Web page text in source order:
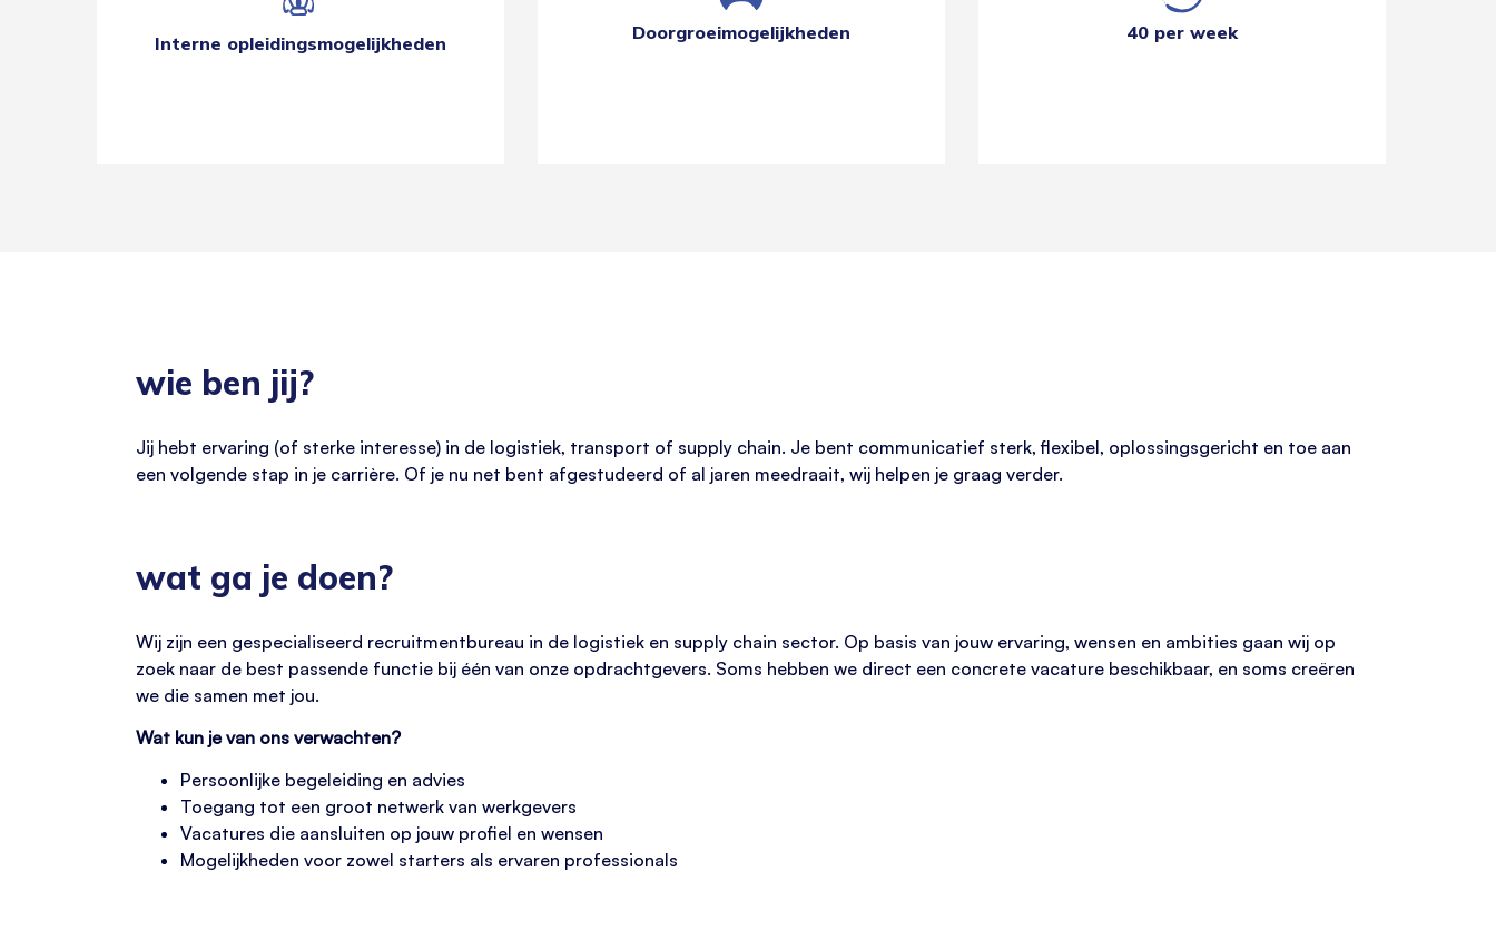
Interne opleidingsmogelijkheden Doorgroeimogelijkheden 40 per week
wie ben jij?
Jij hebt ervaring (of sterke interesse) in de logistiek, transport of supply chain. Je bent communicatief sterk, flexibel, oplossingsgericht en toe aan
een volgende stap in je carrière. Of je nu net bent afgestudeerd of al jaren meedraait, wij helpen je graag verder.
wat ga je doen?
Wij zijn een gespecialiseerd recruitmentbureau in de logistiek en supply chain sector. Op basis van jouw ervaring, wensen en ambities gaan wij op
zoek naar de best passende functie bij één van onze opdrachtgevers. Soms hebben we direct een concrete vacature beschikbaar, en soms creëren
we die samen met jou.
Wat kun je van ons verwachten?
Persoonlijke begeleiding en advies
Toegang tot een groot netwerk van werkgevers
Vacatures die aansluiten op jouw profiel en wensen
Mogelijkheden voor zowel starters als ervaren professionals